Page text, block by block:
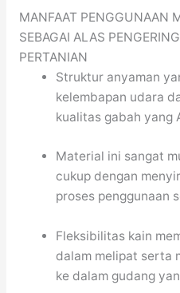
MANFAAT PENGGUNAAN
SEBAGAI ALAS
PERTANIAN
Struktur anyaman
kelembapan udara
kualitas gabah yang
Material ini sangat
cukup dengan
proses penggunaan
Fleksibilitas kain
dalam melipat serta
ke dalam gudang